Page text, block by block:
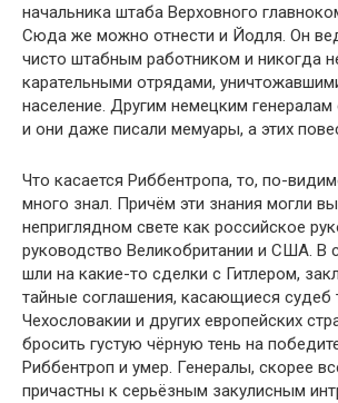
начальника штаба Верховного
Сюда же можно отнести и Йодля. Он
чисто штабным работником и никогда
карательными отрядами,
население. Другим немецким генералам
и они даже писали мемуары, а этих
Что касается Риббентропа, то, по-
много знал. Причём эти знания могли
неприглядном свете как российское
руководство Великобритании и США. В
шли на какие-то сделки с Гитлером,
тайные соглашения, касающиеся
Чехословакии и других европейских
бросить густую чёрную тень на
Риббентроп и умер. Генералы, скорее
причастны к серьёзным закулисным